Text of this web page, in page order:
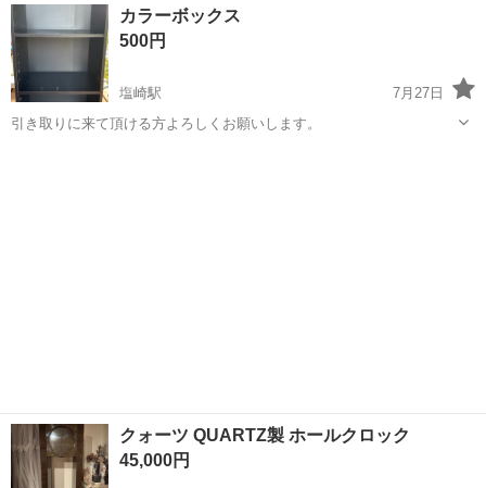
ネット、太陽光関連製品、電気自動車関連製品..といった様々な電気の
供給に関わる製...
山梨 南アルプス市 その他
カラーボックス
500円
塩崎駅
7月27日
引き取りに来て頂ける方よろしくお願いします。
クォーツ QUARTZ製 ホールクロック
45,000円